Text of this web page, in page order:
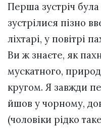
Перша зустріч
зустрілися пізно
ліхтарі, у повітрі
Ви ж знаєте, як
мускатного,
кругом. Я завжди
йшов у чорному,
(чоловіки рідко